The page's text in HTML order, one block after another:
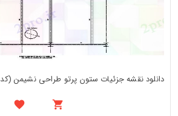
دانلود نقشه جزئیات ستون پرتو طراحی نشیمن (کد166846)